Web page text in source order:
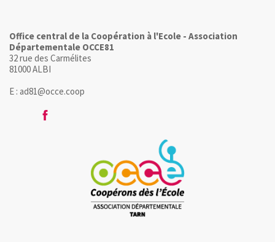
Office central de la Coopération à l'Ecole - Association
Départementale OCCE81
32 rue des Carmélites
81000 ALBI
E : ad81@occe.coop